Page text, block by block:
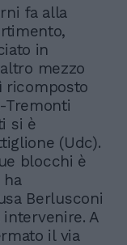
fa alla
in
mezzo
ricomposto
Tremonti
si è
(Udc).
blocchi è
ha
Berlusconi
A
il via